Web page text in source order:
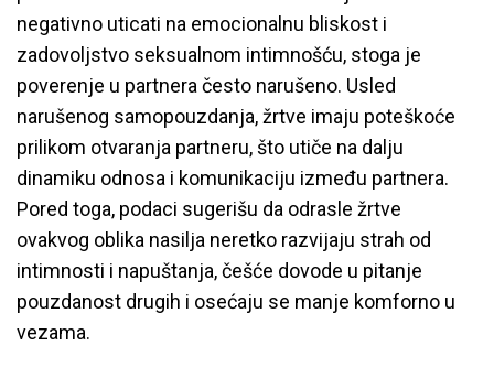
negativno uticati na emocionalnu bliskost i
zadovoljstvo seksualnom intimnošću, stoga je
poverenje u partnera često narušeno. Usled
narušenog samopouzdanja, žrtve imaju poteškoće
prilikom otvaranja partneru, što utiče na dalju
dinamiku odnosa i komunikaciju između partnera.
Pored toga, podaci sugerišu da odrasle žrtve
ovakvog oblika nasilja neretko razvijaju strah od
intimnosti i napuštanja, češće dovode u pitanje
pouzdanost drugih i osećaju se manje komforno u
vezama.